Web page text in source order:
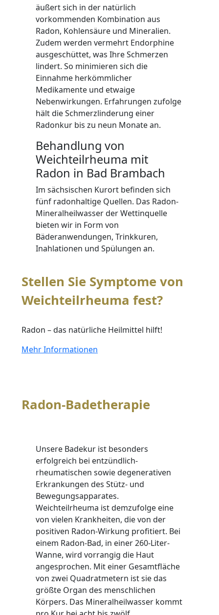
äußert sich in der natürlich
vorkommenden Kombination aus
Radon, Kohlensäure und Mineralien.
Zudem werden vermehrt Endorphine
ausgeschüttet, was Ihre Schmerzen
lindert. So minimieren sich die
Einnahme herkömmlicher
Medikamente und etwaige
Nebenwirkungen. Erfahrungen zufolge
hält die Schmerzlinderung einer
Radonkur bis zu neun Monate an.
Behandlung von
Weichteilrheuma mit
Radon in Bad Brambach
Im sächsischen Kurort befinden sich
fünf radonhaltige Quellen. Das Radon-
Mineralheilwasser der Wettinquelle
bieten wir in Form von
Bäderanwendungen, Trinkkuren,
Inahlationen und Spülungen an.
Stellen Sie Symptome von
Weichteilrheuma fest?
Radon – das natürliche Heilmittel hilft!
Mehr Informationen
Radon-Badetherapie
Unsere Badekur ist besonders
erfolgreich bei entzündlich-
rheumatischen sowie degenerativen
Erkrankungen des Stütz- und
Bewegungsapparates.
Weichteilrheuma ist demzufolge eine
von vielen Krankheiten, die von der
positiven Radon-Wirkung profitiert. Bei
einem Radon-Bad, in einer 260-Liter-
Wanne, wird vorrangig die Haut
angesprochen. Mit einer Gesamtfläche
von zwei Quadratmetern ist sie das
größte Organ des menschlichen
Körpers. Das Mineralheilwasser kommt